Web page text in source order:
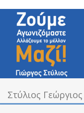
content
Στύλιος Γεώργιος
Υπεύθυνα
Στύλιος Γεώργιος